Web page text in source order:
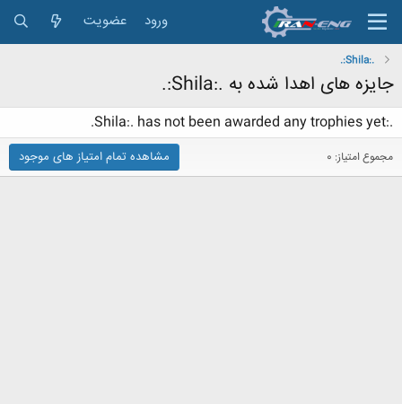
ورود عضویت
.:Shila:.
جایزه های اهدا شده به .:Shila:.
.:Shila:. has not been awarded any trophies yet.
مجموع امتیاز: 0 مشاهده تمام امتیاز های موجود